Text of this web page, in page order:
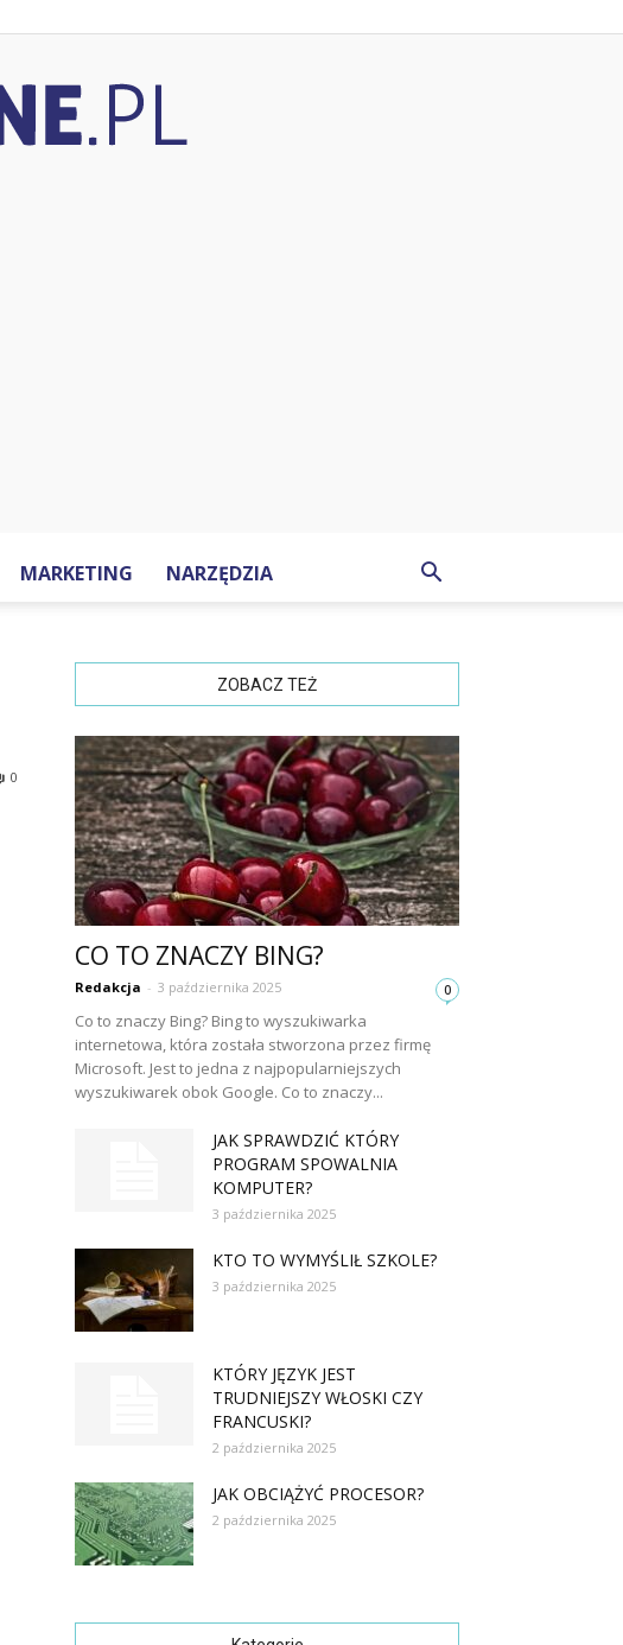
MARKETING NARZĘDZIA
0
ZOBACZ TEŻ
CO TO ZNACZY BING?
Redakcja - 3 października 2025 0
Co to znaczy Bing? Bing to wyszukiwarka
internetowa, która została stworzona przez firmę
Microsoft. Jest to jedna z najpopularniejszych
wyszukiwarek obok Google. Co to znaczy...
JAK SPRAWDZIĆ KTÓRY
PROGRAM SPOWALNIA
KOMPUTER?
3 października 2025
KTO TO WYMYŚLIŁ SZKOLE?
3 października 2025
KTÓRY JĘZYK JEST
TRUDNIEJSZY WŁOSKI CZY
FRANCUSKI?
2 października 2025
JAK OBCIĄŻYĆ PROCESOR?
2 października 2025